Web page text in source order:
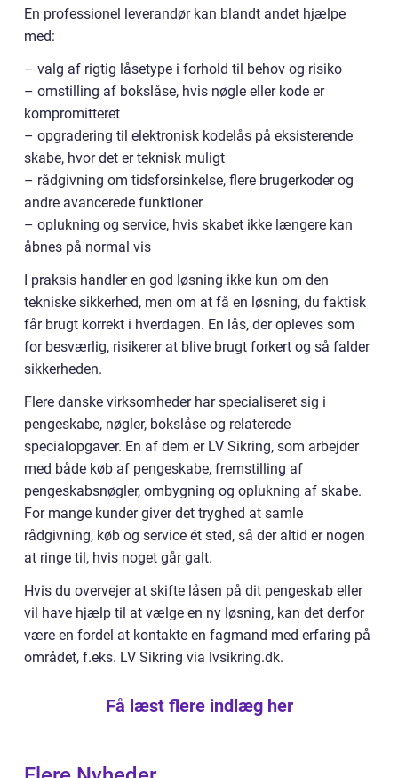
En professionel leverandør kan blandt andet hjælpe
med:
– valg af rigtig låsetype i forhold til behov og risiko
– omstilling af bokslåse, hvis nøgle eller kode er
kompromitteret
– opgradering til elektronisk kodelås på eksisterende
skabe, hvor det er teknisk muligt
– rådgivning om tidsforsinkelse, flere brugerkoder og
andre avancerede funktioner
– oplukning og service, hvis skabet ikke længere kan
åbnes på normal vis
I praksis handler en god løsning ikke kun om den
tekniske sikkerhed, men om at få en løsning, du faktisk
får brugt korrekt i hverdagen. En lås, der opleves som
for besværlig, risikerer at blive brugt forkert og så falder
sikkerheden.
Flere danske virksomheder har specialiseret sig i
pengeskabe, nøgler, bokslåse og relaterede
specialopgaver. En af dem er LV Sikring, som arbejder
med både køb af pengeskabe, fremstilling af
pengeskabsnøgler, ombygning og oplukning af skabe.
For mange kunder giver det tryghed at samle
rådgivning, køb og service ét sted, så der altid er nogen
at ringe til, hvis noget går galt.
Hvis du overvejer at skifte låsen på dit pengeskab eller
vil have hjælp til at vælge en ny løsning, kan det derfor
være en fordel at kontakte en fagmand med erfaring på
området, f.eks. LV Sikring via lvsikring.dk.
Få læst flere indlæg her